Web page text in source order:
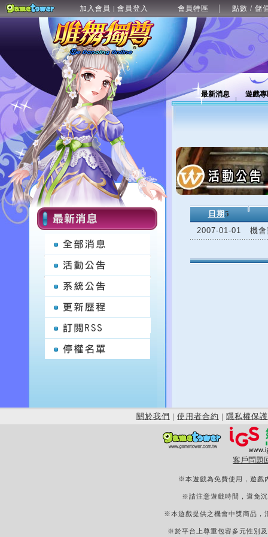
加入會員 | 會員登入 會員特區 點數 / 儲
最新消息 遊戲
日期 5
2007-01-01
機
關於我們 | 使用者合約 | 隱私權保護
客戶問題
※本遊戲為免費使用，遊戲
※請注意遊戲時間，避免
※本遊戲提供之機會中獎商品，
※於平台上尊重包容多元性別